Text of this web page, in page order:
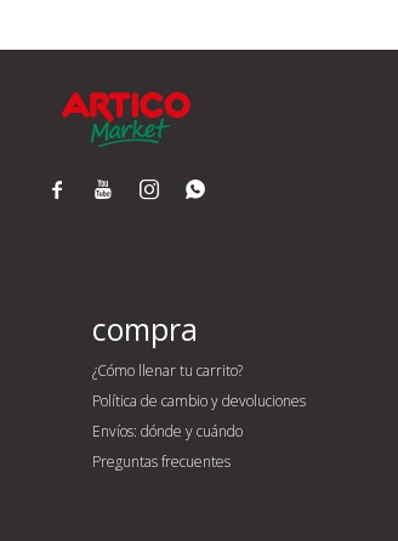
   
compra
¿Cómo llenar tu carrito?
Política de cambio y devoluciones
Envíos: dónde y cuándo
Preguntas frecuentes